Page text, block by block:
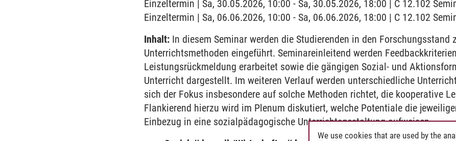
Einzeltermin | Sa, 30.05.2026, 10:00 - Sa, 30.05.2026, 18:00 | C 12.102
Einzeltermin | Sa, 06.06.2026, 10:00 - Sa, 06.06.2026, 18:00 | C 12.102
Inhalt: In diesem Seminar werden die Studierenden in den Forschungsstand
Unterrichtsmethoden eingeführt. Seminareinleitend werden
Leistungsrückmeldung erarbeitet sowie die gängigen Sozial- und
Unterricht dargestellt. Im weiteren Verlauf werden unterschiedliche
sich der Fokus insbesondere auf solche Methoden richtet, die kooperative
Flankierend hierzu wird im Plenum diskutiert, welche Potentiale die
Einbezug in eine sozialpädagogische Unterrichtsgestaltung aufweisen.
We use cookies that are used by the